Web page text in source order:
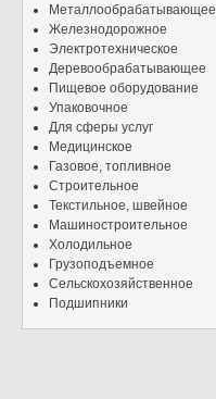
Металлообрабатывающее
Железнодорожное
Электротехническое
Деревообрабатывающее
Пищевое оборудование
Упаковочное
Для сферы услуг
Медицинское
Газовое, топливное
Строительное
Текстильное, швейное
Машиностроительное
Холодильное
Грузоподъемное
Сельскохозяйственное
Подшипники